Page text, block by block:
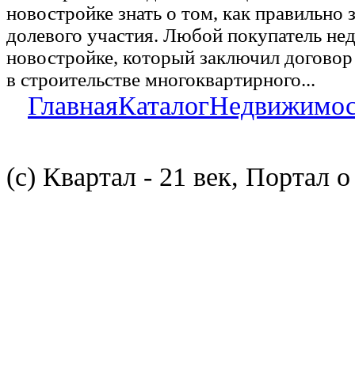
новостройке знать о том, как правильно
долевого участия. Любой покупатель
новостройке, который заключил
в строительстве многоквартирного...
ГлавнаяКаталог
(с) Квартал - 21 век, Портал